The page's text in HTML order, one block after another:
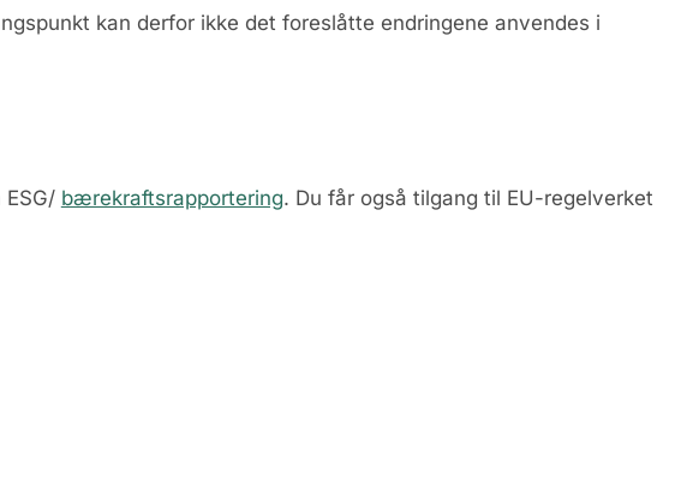
kan derfor ikke det foreslåtte endringene anvendes i
bærekraftsrapportering. Du får også tilgang til EU-regelverket